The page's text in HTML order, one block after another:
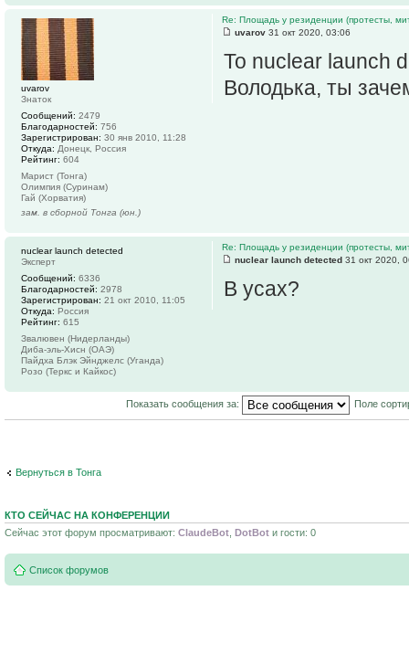
Re: Площадь у резиденции (протесты,
uvarov 31 окт 2020, 03:06
То nuclear launch
Володька, ты
uvarov
Знаток
Сообщений: 2479
Благодарностей: 756
Зарегистрирован: 30 янв 2010, 11:28
Откуда: Донецк, Россия
Рейтинг: 604
Марист (Тонга)
Олимпия (Суринам)
Гай (Хорватия)
зам. в сборной Тонга (юн.)
Re: Площадь у резиденции (протесты,
nuclear launch detected 31 окт 2020,
В усах?
nuclear launch detected
Эксперт
Сообщений: 6336
Благодарностей: 2978
Зарегистрирован: 21 окт 2010, 11:05
Откуда: Россия
Рейтинг: 615
Звалювен (Нидерланды)
Диба-эль-Хисн (ОАЭ)
Пайдха Блэк Эйнджелс (Уганда)
Розо (Теркс и Кайкос)
Показать сообщения за: Поле
Вернуться в Тонга
КТО СЕЙЧАС НА КОНФЕРЕНЦИИ
Сейчас этот форум просматривают: ClaudeBot DotBot и гости: 0
Список форумов